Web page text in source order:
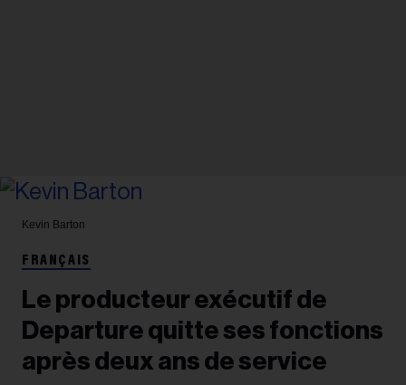
Kevin Barton
FRANÇAIS
Le producteur exécutif de
Departure quitte ses fonctions
après deux ans de service